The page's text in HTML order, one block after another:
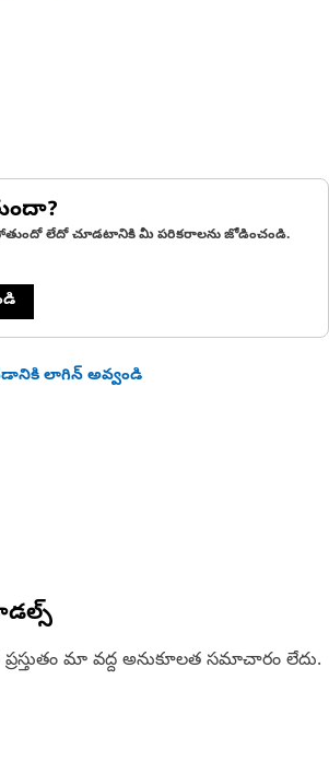
లేదో చూడటానికి మీ పరికరాలను జోడించండి.
లాగిన్ అవ్వండి
మా వద్ద అనుకూలత సమాచారం లేదు.